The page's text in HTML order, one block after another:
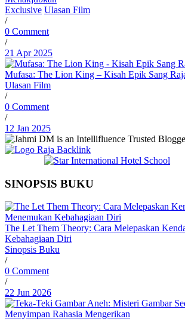
Exclusive Ulasan Film
/
0 Comment
/
21 Apr 2025
Mufasa: The Lion King – Kisah Epik Sang
Ulasan Film
/
0 Comment
/
12 Jan 2025
SINOPSIS BUKU
The Let Them Theory: Cara Melepaskan
Kebahagiaan Diri
Sinopsis Buku
/
0 Comment
/
22 Jun 2026